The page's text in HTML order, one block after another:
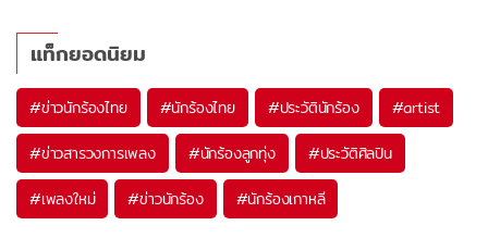
แท็กยอดนิยม
#ข่าวนักร้องไทย #นักร้องไทย #ประวัตินักร้อง #artist
#ข่าวสารวงการเพลง #นักร้องลูกทุ่ง #ประวัติศิลปิน
#เพลงใหม่ #ข่าวนักร้อง #นักร้องเกาหลี